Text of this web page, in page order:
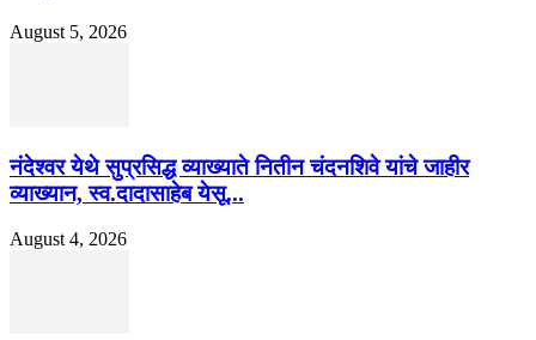
August 5, 2026
नंदेश्वर येथे सुप्रसिद्ध व्याख्याते नितीन चंदनशिवे यांचे जाहीर
व्याख्यान, स्व.दादासाहेब येसू...
August 4, 2026